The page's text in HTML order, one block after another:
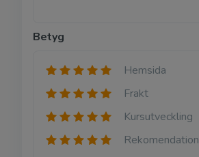
Betyg
Hemsida
Frakt
Kursutveckling
Rekomendation